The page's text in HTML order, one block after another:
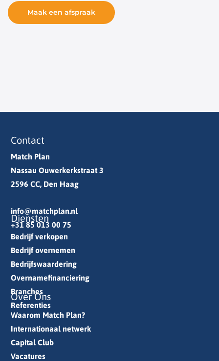
Maak een afspraak
Contact
Match Plan
Nassau Ouwerkerkstraat 3
2596 CC, Den Haag
info@matchplan.nl
+31 85 013 00 75
Diensten
Bedrijf verkopen
Bedrijf overnemen
Bedrijfswaardering
Overnamefinanciering
Branches
Referenties
Over Ons
Waarom Match Plan?
Internationaal netwerk
Capital Club
Vacatures